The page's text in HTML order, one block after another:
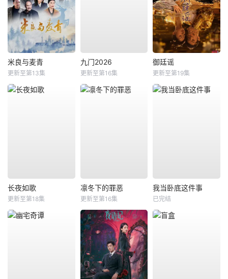
米良与麦青
更新至第13集
九门2026
更新至第16集
御廷谣
更新至第19集
长夜如歌
更新至第18集
凛冬下的罪恶
更新至第16集
我当卧底这件事
已完结